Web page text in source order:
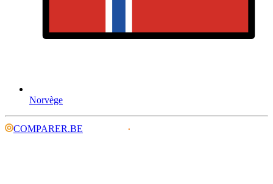
Norvège
COMPARER.BE